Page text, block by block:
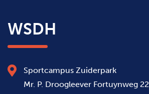
WSDH
Sportcampus Zuiderpark
Mr. P. Droogleever Fortuynweg 22